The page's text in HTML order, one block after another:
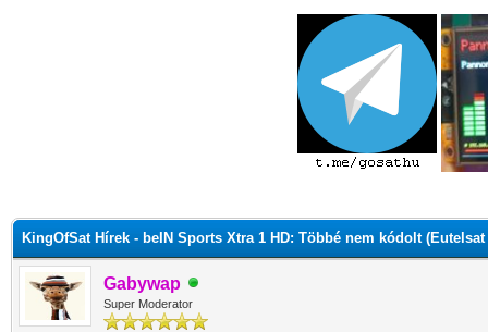
KingOfSat Hírek - beIN Sports Xtra 1 HD: Többé nem kódolt (Eutelsat
Gabywap
Super Moderator